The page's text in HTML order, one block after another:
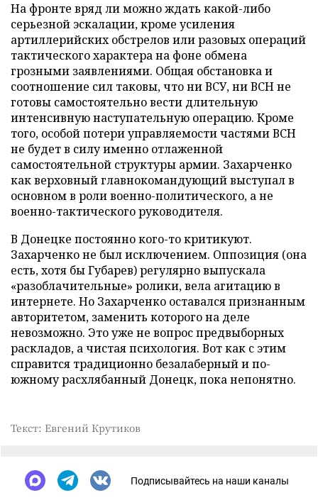
На фронте вряд ли можно ждать какой-либо
серьезной эскалации, кроме усиления
артиллерийских обстрелов или разовых операций
тактического характера на фоне обмена
грозными заявлениями. Общая обстановка и
соотношение сил таковы, что ни ВСУ, ни ВСН не
готовы самостоятельно вести длительную
интенсивную наступательную операцию. Кроме
того, особой потери управляемости частями ВСН
не будет в силу именно отлаженной
самостоятельной структуры армии. Захарченко
как верховный главнокомандующий выступал в
основном в роли военно-политического, а не
военно-тактического руководителя.
В Донецке постоянно кого-то критикуют.
Захарченко не был исключением. Оппозиция (она
есть, хотя бы Губарев) регулярно выпускала
«разоблачительные» ролики, вела агитацию в
интернете. Но Захарченко оставался признанным
авторитетом, заменить которого на деле
невозможно. Это уже не вопрос предвыборных
раскладов, а чистая психология. Вот как с этим
справится традиционно безалаберный и по-
южному расхлябанный Донецк, пока непонятно.
Текст: Евгений Крутиков
Подписывайтесь на наши каналы